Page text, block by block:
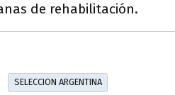
de rehabilitación.
SELECCION ARGENTINA